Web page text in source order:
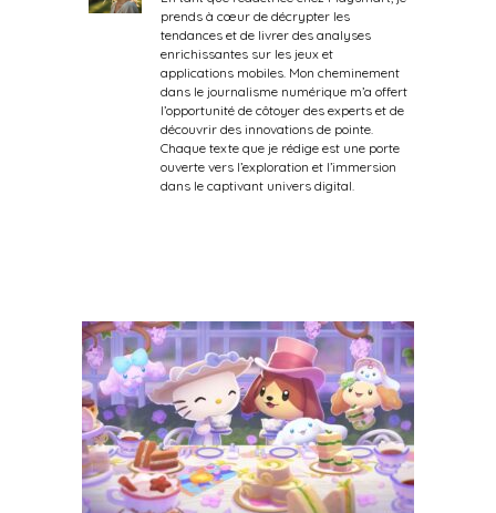
prends à cœur de décrypter les
tendances et de livrer des analyses
enrichissantes sur les jeux et
applications mobiles. Mon cheminement
dans le journalisme numérique m’a offert
l’opportunité de côtoyer des experts et de
découvrir des innovations de pointe.
Chaque texte que je rédige est une porte
ouverte vers l’exploration et l’immersion
dans le captivant univers digital.